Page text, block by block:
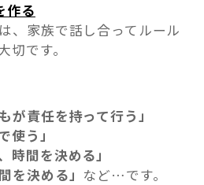
作る
、家族で話し合ってルール
切です。
が責任を持って行う」
使う」
時間を決める」
を決める」 など…です。